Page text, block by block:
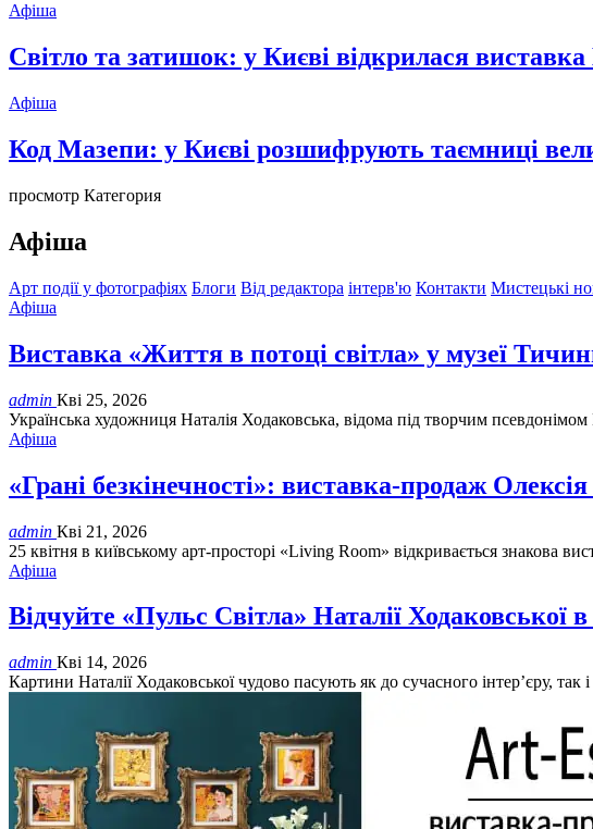
Афіша
Світло та затишок: у Києві відкрилася
Афіша
Код Мазепи: у Києві розшифрують таємниці
просмотр Категория
Афіша
Арт події у фотографіях Блоги Від редактора інтерв'ю Контакти Мистецькі
Афіша
Виставка «Життя в потоці світла» у музеї
admin Кві 25, 2026
Українська художниця Наталія Ходаковська, відома під творчим
Афіша
«Грані безкінечності»: виставка-продаж
admin Кві 21, 2026
25 квітня в київському арт-просторі «Living Room» відкривається знакова
Афіша
Відчуйте «Пульс Світла» Наталії Ходаковської
admin Кві 14, 2026
Картини Наталії Ходаковської чудово пасують як до сучасного інтер’єру,